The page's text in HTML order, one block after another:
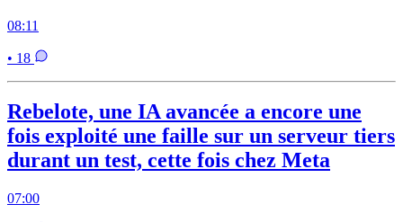
08:11
• 18
Rebelote, une IA avancée a encore une
fois exploité une faille sur un serveur tiers
durant un test, cette fois chez Meta
07:00